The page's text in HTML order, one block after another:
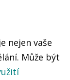
nejen vaše
Může být